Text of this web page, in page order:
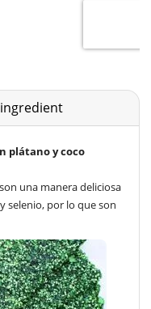
plátano y coco
una manera deliciosa
selenio, por lo que son